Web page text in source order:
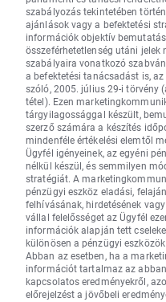
szabályozás tekintetében
ajánlások vagy a befektetési
információk objektív
összeférhetetlenség utáni
szabályaira vonatkozó
a befektetési tanácsadást is,
szóló, 2005. július 29-i törvény
tétel). Ezen
tárgyilagossággal készült,
szerző számára a készítés
mindenféle értékelési elemtől
Ügyfél igényeinek, az egyéni
nélkül készül, és semmilyen
stratégiát. A
pénzügyi eszköz eladási,
felhívásának, hirdetésének
vállal felelősséget az Ügyfél
információk alapján tett
különösen a pénzügyi
Abban az esetben, ha a
információt tartalmaz az
kapcsolatos eredményekről,
előrejelzést a jövőbeli